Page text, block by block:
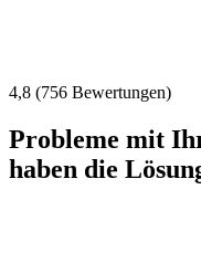
4,8 (756 Bewertungen)
Probleme mit
haben die